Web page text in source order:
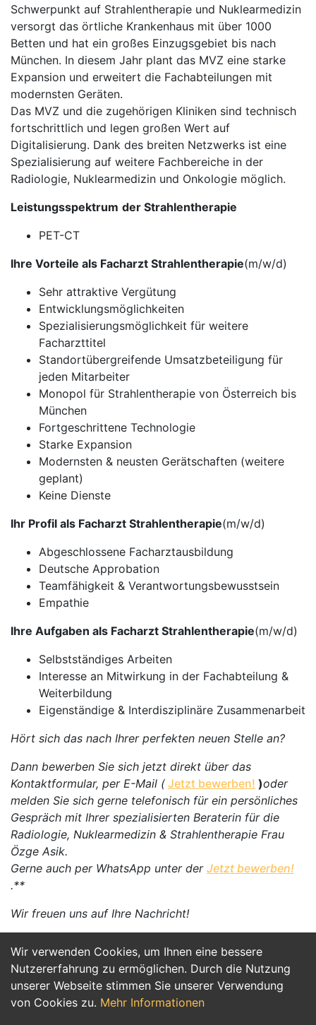
Wir verwenden Cookies, um Ihnen eine bessere
Nutzererfahrung zu ermöglichen. Durch die Nutzung
unserer Webseite stimmen Sie unserer Verwendung
von Cookies zu. Mehr Informationen
Schwerpunkt auf Strahlentherapie und Nuklearmedizin
versorgt das örtliche Krankenhaus mit über 1000
Betten und hat ein großes Einzugsgebiet bis nach
München. In diesem Jahr plant das MVZ eine starke
Expansion und erweitert die Fachabteilungen mit
modernsten Geräten.
Das MVZ und die zugehörigen Kliniken sind technisch
fortschrittlich und legen großen Wert auf
Digitalisierung. Dank des breiten Netzwerks ist eine
Spezialisierung auf weitere Fachbereiche in der
Radiologie, Nuklearmedizin und Onkologie möglich.
Leistungsspektrum der Strahlentherapie
PET-CT
Ihre Vorteile als Facharzt Strahlentherapie(m/w/d)
Sehr attraktive Vergütung
Entwicklungsmöglichkeiten
Spezialisierungsmöglichkeit für weitere
Facharzttitel
Standortübergreifende Umsatzbeteiligung für
jeden Mitarbeiter
Monopol für Strahlentherapie von Österreich bis
München
Fortgeschrittene Technologie
Starke Expansion
Modernsten & neusten Gerätschaften (weitere
geplant)
Keine Dienste
Ihr Profil als Facharzt Strahlentherapie(m/w/d)
Abgeschlossene Facharztausbildung
Deutsche Approbation
Teamfähigkeit & Verantwortungsbewusstsein
Empathie
Ihre Aufgaben als Facharzt Strahlentherapie(m/w/d)
Selbstständiges Arbeiten
Interesse an Mitwirkung in der Fachabteilung &
Weiterbildung
Eigenständige & Interdisziplinäre Zusammenarbeit
Hört sich das nach Ihrer perfekten neuen Stelle an?
Dann bewerben Sie sich jetzt direkt über das
Kontaktformular, per E-Mail ( Jetzt bewerben! )oder
melden Sie sich gerne telefonisch für ein persönliches
Gespräch mit Ihrer spezialisierten Beraterin für die
Radiologie, Nuklearmedizin & Strahlentherapie Frau
Özge Asik.
Gerne auch per WhatsApp unter der Jetzt bewerben!
.**
Wir freuen uns auf Ihre Nachricht!
Jetzt Bewerben